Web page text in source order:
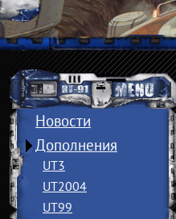
Новости
Дополнения
UT3
UT2004
UT99